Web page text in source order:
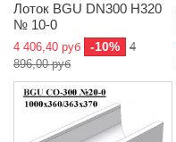
Лоток BGU DN300 H320
№ 10-0
4 406,40 руб -10%
4
896,00 руб